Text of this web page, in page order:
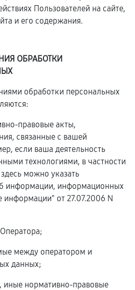
Пользователей на сайте,
и его содержания.
ОБРАБОТКИ
обработки персональных
правовые акты,
связанные с вашей
если ваша деятельность
технологиями, в частности
можно указать
информации, информационных
информации" от 27.07.2006 N
между оператором и
данных;
иные нормативно-правовые